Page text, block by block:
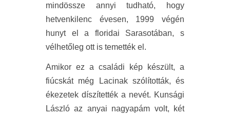
mindössze annyi tudható, hogy
hetvenkilenc évesen, 1999 végén
hunyt el a floridai Sarasotában, s
vélhetőleg ott is temették el.
Amikor ez a családi kép készült, a
fiúcskát még Lacinak szólították, és
ékezetek díszítették a nevét. Kunsági
László az anyai nagyapám volt, két